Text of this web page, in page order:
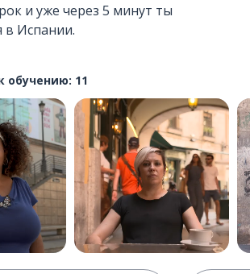
и уже через 5 минут ты
Испании.
обучению: 11